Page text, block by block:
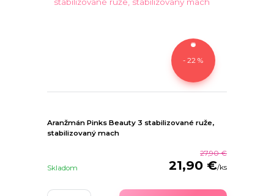
- 22 %
Aranžmán Pinks Beauty 3 stabilizované ruže,
stabilizovaný mach
27,90 €
21,90 €/ks
Skladom